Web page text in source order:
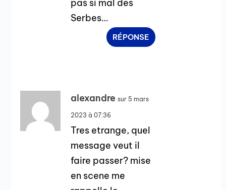
pas si mal des
Serbes…
RÉPONSE
alexandre sur 5 mars
2023 à 07:36
Tres etrange, quel
message veut il
faire passer? mise
en scene me